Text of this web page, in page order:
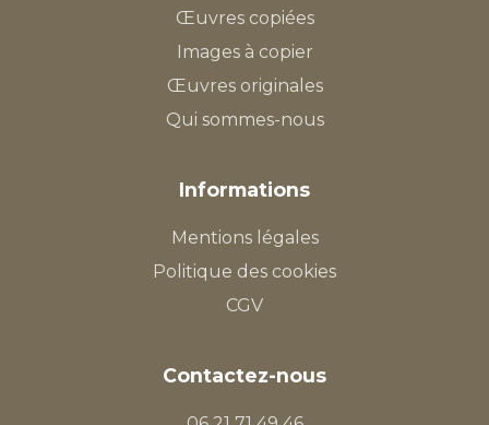
Œuvres copiées
Images à copier
Œuvres originales
Qui sommes-nous
Informations
Mentions légales
Politique des cookies
CGV
Contactez-nous